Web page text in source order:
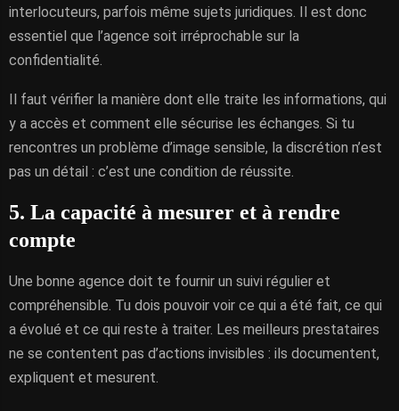
interlocuteurs, parfois même sujets juridiques. Il est donc
essentiel que l’agence soit irréprochable sur la
confidentialité.
Il faut vérifier la manière dont elle traite les informations, qui
y a accès et comment elle sécurise les échanges. Si tu
rencontres un problème d’image sensible, la discrétion n’est
pas un détail : c’est une condition de réussite.
5. La capacité à mesurer et à rendre
compte
Une bonne agence doit te fournir un suivi régulier et
compréhensible. Tu dois pouvoir voir ce qui a été fait, ce qui
a évolué et ce qui reste à traiter. Les meilleurs prestataires
ne se contentent pas d’actions invisibles : ils documentent,
expliquent et mesurent.